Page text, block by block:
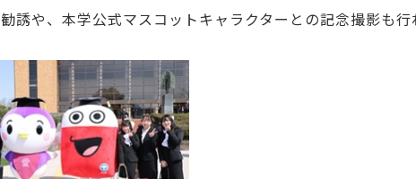
誘や、本学公式マスコットキャラクターとの記念撮影も行